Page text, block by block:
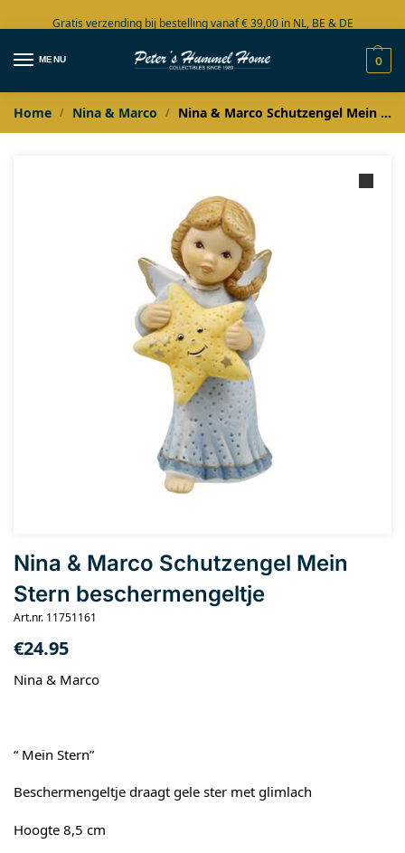
Gratis verzending bij bestelling vanaf € 39,00 in NL, BE & DE
Grote collectie in voorraad
MENU 0
Home / Nina & Marco / Nina & Marco Schutzengel Mein Stern beschermengeltje
Nina & Marco Schutzengel Mein
Stern beschermengeltje
Art.nr. 11751161
€24.95
Nina & Marco
“ Mein Stern”
Beschermengeltje draagt gele ster met glimlach
Hoogte 8,5 cm